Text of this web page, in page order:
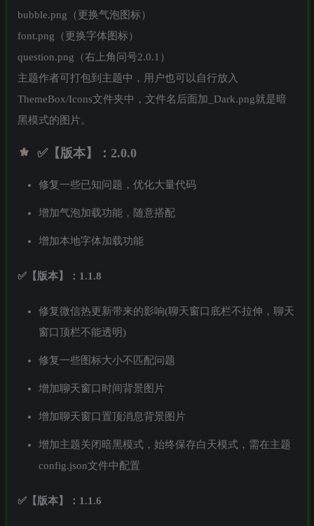
bubble.png（更换气泡图标）
font.png（更换字体图标）
question.png（右上角问号2.0.1）
主题作者可打包到主题中，用户也可以自行放入
ThemeBox/Icons文件夹中，文件名后面加_Dark.png就是暗
黑模式的图片。
✅【版本】：2.0.0
修复一些已知问题，优化大量代码
增加气泡加载功能，随意搭配
增加本地字体加载功能
✅【版本】：1.1.8
修复微信热更新带来的影响(聊天窗口底栏不拉伸，聊天
窗口顶栏不能透明)
修复一些图标大小不匹配问题
增加聊天窗口时间背景图片
增加聊天窗口置顶消息背景图片
增加主题关闭暗黑模式，始终保存白天模式，需在主题
config.json文件中配置
✅【版本】：1.1.6